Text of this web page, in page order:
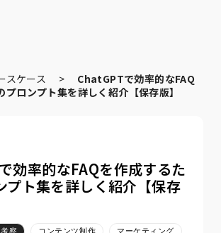
スケース > ChatGPTで効率的なFAQ
プロンプト集を詳しく紹介【保存版】
効率的なFAQを作成するた
プト集を詳しく紹介【保存
察 コンテンツ制作 マーケティング